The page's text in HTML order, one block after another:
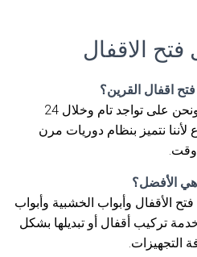
الاقفال
اقفال القرين؟
يمكنك مراسلتنا في أي وقت ونحن على تواجد تام وخلال 24
لأننا نتميز بنظام دوريات مرن
وقت.
هي الأفضل؟
الأقفال وأبواب الخشبية وأبواب
تركيب أقفال أو تبديلها بشكل
التجهيزات.